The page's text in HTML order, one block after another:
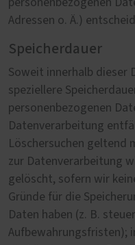
personenbezogenen
Adressen o. Ä.)
Speicherdauer
Soweit innerhalb dieser
speziellere
personenbezogenen
Datenverarbeitung
Löschersuchen geltend
zur Datenverarbeitung
gelöscht, sofern wir
Gründe für die
Daten haben (z. B.
Aufbewahrungsfristen);